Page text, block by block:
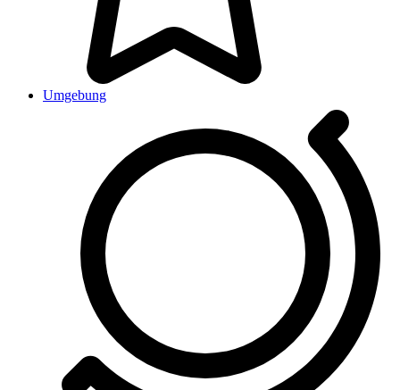
Umgebung